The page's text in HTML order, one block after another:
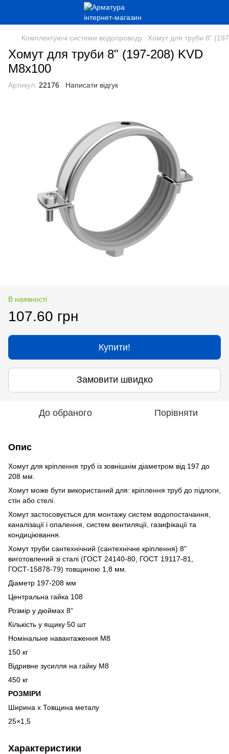
Комплектуючі системи водопроводу Хомут для труби 8"
Хомут для труби 8" (197-208) KVD
М8х100
Артикул: 22176 Написати відгук
В наявності
107.60 грн
Купити!
Замовити швидко
До обраного Порівняти
Опис
Хомут для кріплення труб із зовнішнім діаметром від 197 до
208 мм.
Хомут може бути використаний для: кріплення труб до підлоги,
стін або стелі.
Хомут застосовується для монтажу систем водопостачання,
каналізації і опалення, систем вентиляції, газифікації та
кондиціювання.
Хомут труби сантехнічний (сантехнічне кріплення) 8"
виготовлений зі сталі (ГОСТ 24140-80, ГОСТ 19117-81,
ГОСТ-15878-79) товщиною 1,8 мм.
Діаметр 197-208 мм
Центральна гайка 108
Розмір у дюймах 8”
Кількість у ящику 50 шт
Номінальне навантаження М8
150 кг
Відривне зусилля на гайку М8
450 кг
РОЗМІРИ
Ширина х Товщина металу
25×1,5
Характеристики